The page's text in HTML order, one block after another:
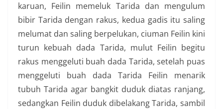
karuan, Feilin memeluk Tarida dan mengulum
bibir Tarida dengan rakus, kedua gadis itu saling
melumat dan saling berpelukan, ciuman Feilin kini
turun kebuah dada Tarida, mulut Feilin begitu
rakus menggeluti buah dada Tarida, setelah puas
menggeluti buah dada Tarida Feilin menarik
tubuh Tarida agar bangkit duduk diatas ranjang,
sedangkan Feilin duduk dibelakang Tarida, sambil